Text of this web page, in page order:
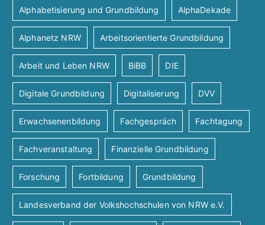
Alphabetisierung und Grundbildung AlphaDekade
Alphanetz NRW Arbeitsorientierte Grundbildung
Arbeit und Leben NRW BiBB DIE
Digitale Grundbildung Digitalisierung DVV
Erwachsenenbildung Fachgespräch Fachtagung
Fachveranstaltung Finanzielle Grundbildung
Forschung Fortbildung Grundbildung
Landesverband der Volkshochschulen von NRW e.V.